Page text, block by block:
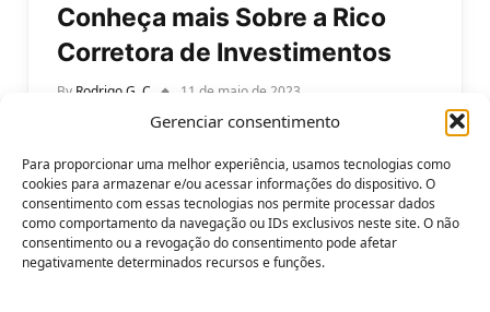
Gerenciar consentimento
Para proporcionar uma melhor experiência, usamos tecnologias como
cookies para armazenar e/ou acessar informações do dispositivo. O
consentimento com essas tecnologias nos permite processar dados
como comportamento da navegação ou IDs exclusivos neste site. O não
consentimento ou a revogação do consentimento pode afetar
negativamente determinados recursos e funções.
Conheça mais Sobre a Rico
Corretora de Investimentos
By Rodrigo G. C 11 de maio de 2023
Conheça mais Sobre a Rico Corretora de
Investimentos. A Rico Corretora é uma plataforma
de investimentos criada em 2011 com…